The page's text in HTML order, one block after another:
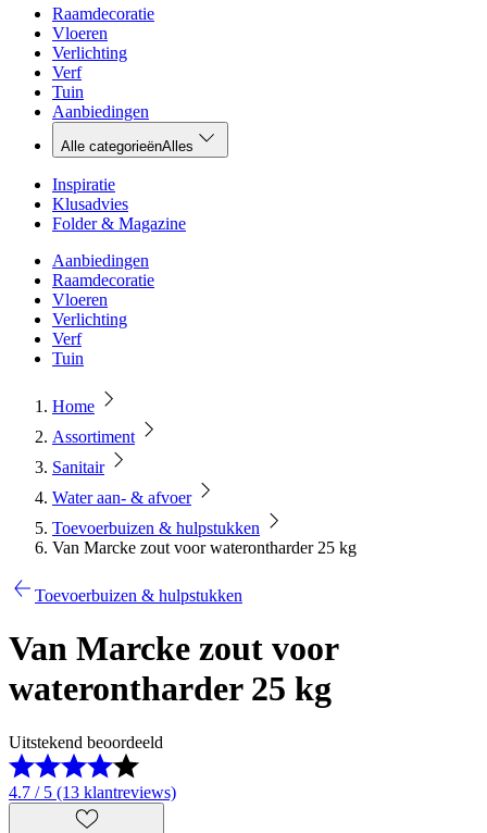
Raamdecoratie
Vloeren
Verlichting
Verf
Tuin
Aanbiedingen
Alle categorieënAlles
Inspiratie
Klusadvies
Folder & Magazine
Aanbiedingen
Raamdecoratie
Vloeren
Verlichting
Verf
Tuin
Home
Assortiment
Sanitair
Water aan- & afvoer
Toevoerbuizen & hulpstukken
Van Marcke zout voor waterontharder 25 kg
Toevoerbuizen & hulpstukken
Van Marcke zout voor
waterontharder 25 kg
Uitstekend beoordeeld
4.7 / 5 (13 klantreviews)